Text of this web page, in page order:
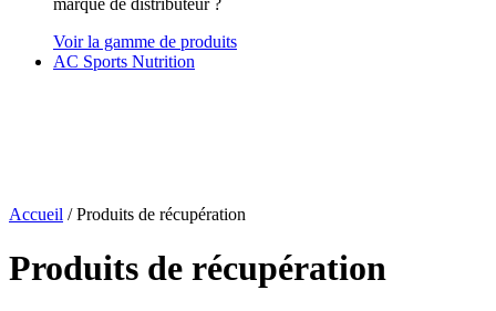
marque de distributeur ?
Voir la gamme de produits
AC Sports Nutrition
Accueil / Produits de récupération
Produits de récupération